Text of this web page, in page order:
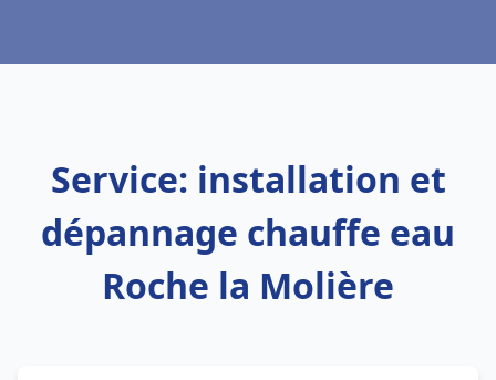
Service: installation et
dépannage chauffe eau
Roche la Molière